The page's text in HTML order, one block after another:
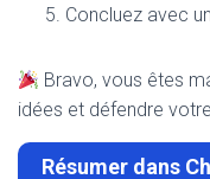
Concluez avec
Bravo, vous êtes
idées et défendre
Résumer dans